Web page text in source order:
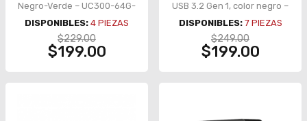
Negro-Verde – UC300-64G-
RBK/GN
DISPONIBLES: 4 PIEZAS
$229.00
$199.00
USB 3.2 Gen 1, color negro –
DTX/128GB
DISPONIBLES: 7PIEZAS
$249.00
$199.00